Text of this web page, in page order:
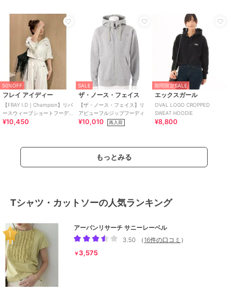
50%OFF
フレイ アイディー
【FRAY I.D｜Champion】リバ
ースウィーブショートフーデ
ィ
¥10,450
SALE
ザ・ノース・フェイス
【ザ・ノース・フェイス】リ
アビューフルジップフーディ
¥10,010 再入荷
期間限定SALE
エックスガール
OVAL LOGO CROPPED
SWEAT HOODIE
¥8,800
もっとみる
Tシャツ・カットソーの人気ランキング
アーバンリサーチ サニーレーベル
3.50
（ 16件の口コミ ）
￥3,575